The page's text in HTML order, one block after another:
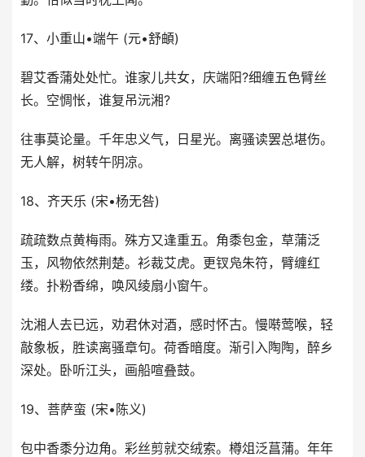
17、小重山•端午 (元•舒頔)
碧艾香蒲处处忙。谁家儿共女，庆端阳?细缠五色臂丝
长。空惆怅，谁复吊沅湘?
往事莫论量。千年忠义气，日星光。离骚读罢总堪伤。
无人解，树转午阴凉。
18、齐天乐 (宋•杨无咎)
疏疏数点黄梅雨。殊方又逢重五。角黍包金，草蒲泛
玉，风物依然荆楚。衫裁艾虎。更钗凫朱符，臂缠红
缕。扑粉香绵，唤风绫扇小窗午。
沈湘人去已远，劝君休对酒，感时怀古。慢啭莺喉，轻
敲象板，胜读离骚章句。荷香暗度。渐引入陶陶，醉乡
深处。卧听江头，画船喧叠鼓。
19、菩萨蛮 (宋•陈义)
包中香黍分边角。彩丝剪就交绒索。樽俎泛菖蒲。年年